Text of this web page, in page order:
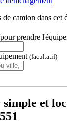
camion dans cet
prendre
(facultatif)
et